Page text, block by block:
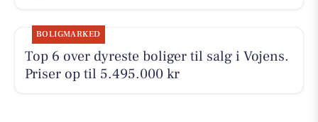
BOLIGMARKED
Top 6 over dyreste boliger til salg i Vojens.
Priser op til 5.495.000 kr